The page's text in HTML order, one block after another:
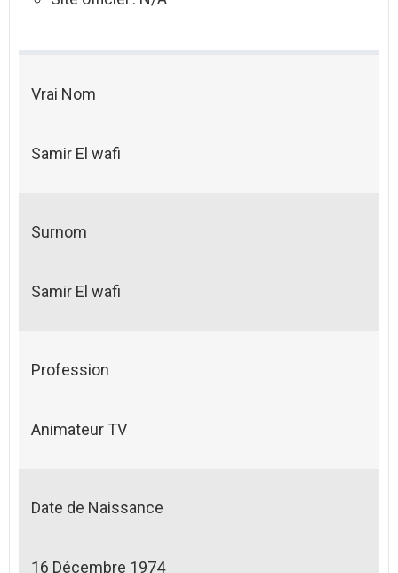
Vrai Nom
Samir El wafi
Surnom
Samir El wafi
Profession
Animateur TV
Date de Naissance
16 Décembre 1974